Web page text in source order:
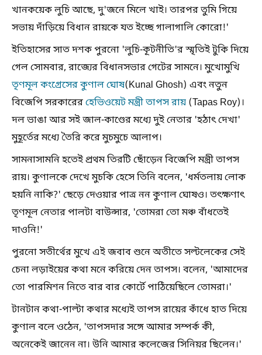
খানকয়েক লুচি আছে, দু'জনে মিলে খাই। তারপর তুমি গিয়ে
সভায় দাঁড়িয়ে বিধান রায়কে যত ইচ্ছে গালাগালি কোরো!'
ইতিহাসের সাত দশক পুরনো 'লুচি-কূটনীতি'র স্মৃতিই টুকি দিয়ে
গেল সোমবার, রাজ্যের বিধানসভার গেটের সামনে। মুখোমুখি
তৃণমূল কংগ্রেসের কুণাল ঘোষ(Kunal Ghosh) এবং নতুন
বিজেপি সরকারেরহেভিওয়েট মন্ত্রী তাপস রায় (Tapas Roy)।
দল ভাঙা আর সই জাল-কাণ্ডের মধ্যে দুই নেতার 'হঠাৎ দেখা'
মুহূর্তের মধ্যে তৈরি করে মুচমুচে আলাপ।
সামনাসামনি হতেই প্রথম তিরটি ছোঁড়েন বিজেপি মন্ত্রী তাপস
রায়। কুণালকে দেখে মুচকি হেসে তিনি বলেন, 'ধর্মতলায় লোক
হয়নি নাকি?' ছেড়ে দেওয়ার পাত্র নন কুণাল ঘোষও। তৎক্ষণাৎ
তৃণমূল নেতার পালটা বাউন্সার, 'তোমরা তো মঞ্চ বাঁধতেই
দাওনি!'
পুরনো সতীর্থের মুখে এই জবাব শুনে অতীতে সল্টলেকের সেই
চেনা লড়াইয়ের কথা মনে করিয়ে দেন তাপস। বলেন, 'আমাদের
তো পারমিশন নিতে বার বার কোর্টে পাঠিয়েছিলে তোমরা।'
টানটান কথা-পাল্টা কথার মধ্যেই তাপস রায়ের কাঁধে হাত দিয়ে
কুণাল বলে ওঠেন, 'তাপসদার সঙ্গে আমার সম্পর্ক কী,
অনেকেই জানেন না। উনি আমার কলেজের সিনিয়র ছিলেন।'